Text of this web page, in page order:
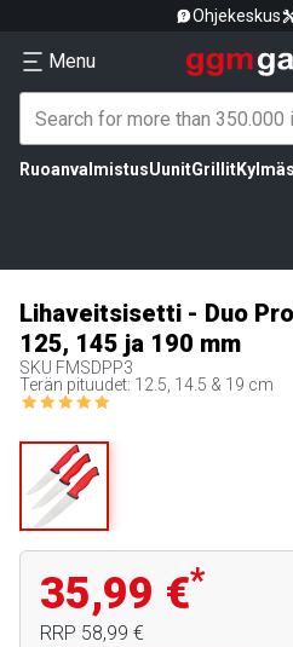
Ohjekeskus
Menu
RuoanvalmistusUunitGrillit
Lihaveitsisetti - Duo
125, 145 ja 190 mm
SKU FMSDPP3
Terän pituudet: 12.5, 14.5 & 19 cm
35,99 €*
RRP 58,99 €